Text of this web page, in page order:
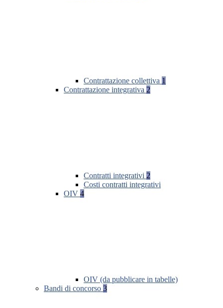
Contrattazione collettiva 1
Contrattazione integrativa 2
Contratti integrativi 2
Costi contratti integrativi
OIV 4
OIV (da pubblicare in tabelle)
Bandi di concorso 3